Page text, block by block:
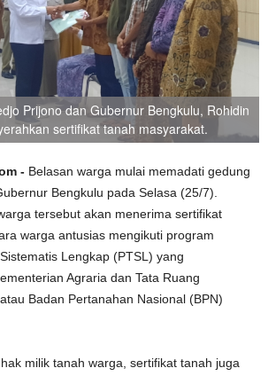
Prijono dan Gubernur Bengkulu, Rohidin
sertifikat tanah masyarakat.
- Belasan warga mulai memadati gedung
Bengkulu pada Selasa (25/7).
tersebut akan menerima sertifikat
warga antusias mengikuti program
Lengkap (PTSL) yang
Agraria dan Tata Ruang
Badan Pertanahan Nasional (BPN)
milik tanah warga, sertifikat tanah juga